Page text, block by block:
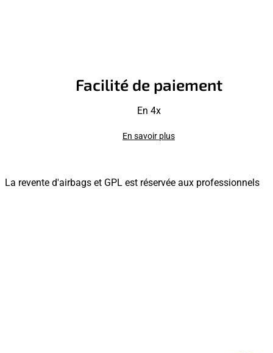
Facilité de paiement
En 4x
En savoir plus
La revente d'airbags et GPL est réservée aux professionnels